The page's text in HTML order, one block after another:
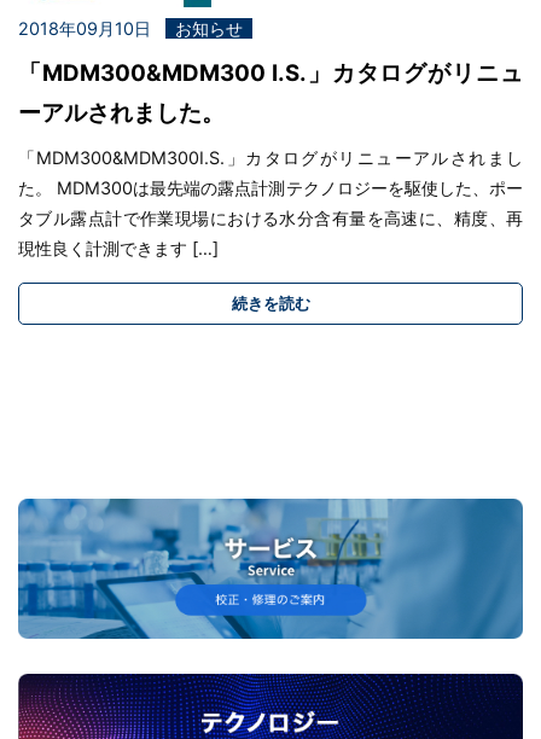
2018年09月10日 お知らせ
「MDM300&MDM300 I.S.」カタログがリニュ
ーアルされました。
「MDM300&MDM300I.S.」カタログがリニューアルされまし
た。 MDM300は最先端の露点計測テクノロジーを駆使した、ポー
タブル露点計で作業現場における水分含有量を高速に、精度、再
現性良く計測できます […]
続きを読む